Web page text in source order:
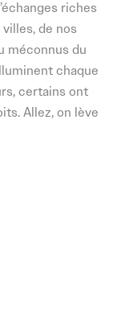
riches
de nos
méconnus du
chaque
certains ont
Allez, on lève